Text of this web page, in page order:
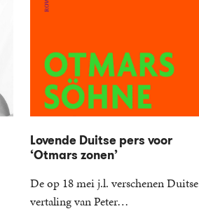
Lovende Duitse pers voor
‘Otmars zonen’
De op 18 mei j.l. verschenen Duitse
vertaling van Peter…